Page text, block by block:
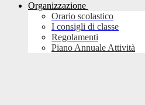
Organizzazione
Orario scolastico
I consigli di classe
Regolamenti
Piano Annuale Attività